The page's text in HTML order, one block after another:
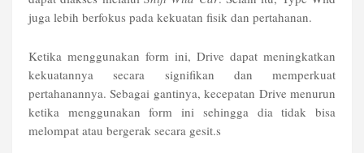
juga lebih berfokus pada kekuatan fisik dan pertahanan.
Ketika menggunakan form ini, Drive dapat meningkatkan
kekuatannya secara signifikan dan memperkuat
pertahanannya. Sebagai gantinya, kecepatan Drive menurun
ketika menggunakan form ini sehingga dia tidak bisa
melompat atau bergerak secara gesit.s